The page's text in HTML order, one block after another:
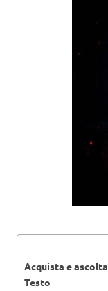
Acquista e ascolta
Testo